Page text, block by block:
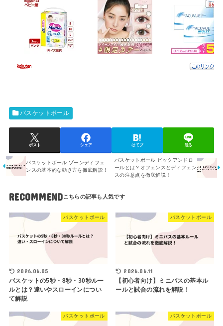
バスケットボール
ポスト シェア はてブ 送る
バスケットボール ゾーンディフェ
ンスの基本的な動き方を徹底解説！
バスケットボール ピックアンドロ
ールとは？オフェンスとディフェン
スの注意点を徹底解説！
RECOMMEND
バスケットボール
2026.06.05
バスケットの5秒・8秒・30秒ルー
ルとは？違いやスローインについ
て解説
バスケットボール
2026.06.11
【初心者向け】ミニバスの基本ル
ールと試合の流れを解説！
バスケットボール バスケットボール